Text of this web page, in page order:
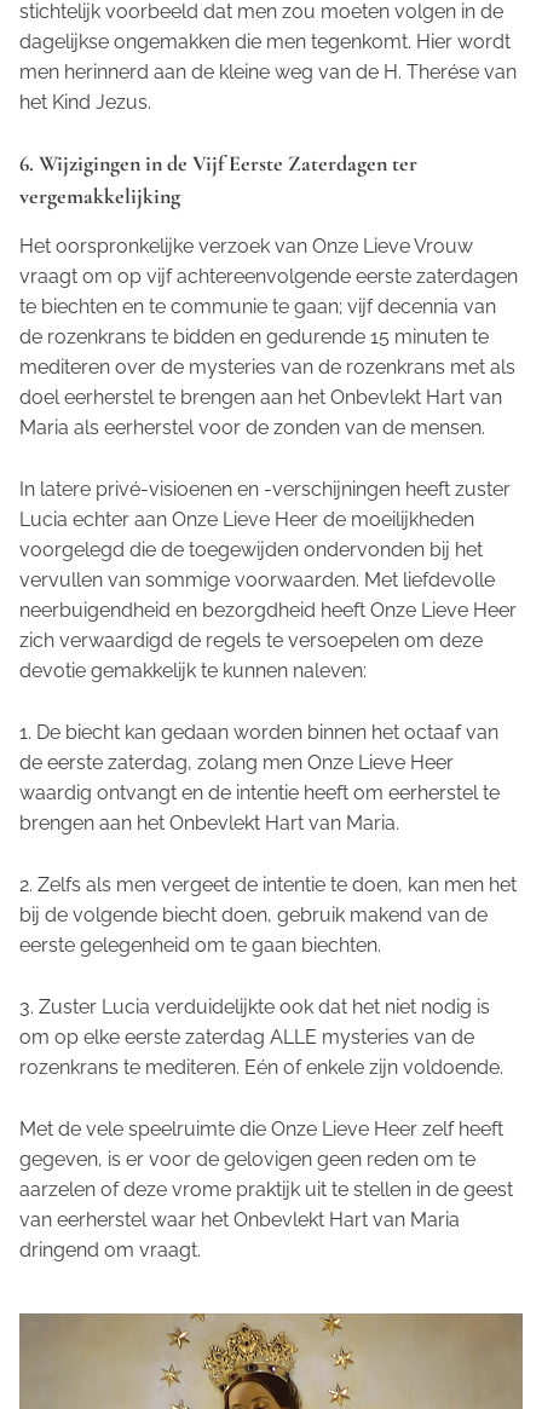
stichtelijk voorbeeld dat men zou moeten volgen in de
dagelijkse ongemakken die men tegenkomt. Hier wordt
men herinnerd aan de kleine weg van de H. Therése van
het Kind Jezus.
6. Wijzigingen in de Vijf Eerste Zaterdagen ter
vergemakkelijking
Het oorspronkelijke verzoek van Onze Lieve Vrouw
vraagt om op vijf achtereenvolgende eerste zaterdagen
te biechten en te communie te gaan; vijf decennia van
de rozenkrans te bidden en gedurende 15 minuten te
mediteren over de mysteries van de rozenkrans met als
doel eerherstel te brengen aan het Onbevlekt Hart van
Maria als eerherstel voor de zonden van de mensen.
In latere privé-visioenen en -verschijningen heeft zuster
Lucia echter aan Onze Lieve Heer de moeilijkheden
voorgelegd die de toegewijden ondervonden bij het
vervullen van sommige voorwaarden. Met liefdevolle
neerbuigendheid en bezorgdheid heeft Onze Lieve Heer
zich verwaardigd de regels te versoepelen om deze
devotie gemakkelijk te kunnen naleven:
1. De biecht kan gedaan worden binnen het octaaf van
de eerste zaterdag, zolang men Onze Lieve Heer
waardig ontvangt en de intentie heeft om eerherstel te
brengen aan het Onbevlekt Hart van Maria.
2. Zelfs als men vergeet de intentie te doen, kan men het
bij de volgende biecht doen, gebruik makend van de
eerste gelegenheid om te gaan biechten.
3. Zuster Lucia verduidelijkte ook dat het niet nodig is
om op elke eerste zaterdag ALLE mysteries van de
rozenkrans te mediteren. Eén of enkele zijn voldoende.
Met de vele speelruimte die Onze Lieve Heer zelf heeft
gegeven, is er voor de gelovigen geen reden om te
aarzelen of deze vrome praktijk uit te stellen in de geest
van eerherstel waar het Onbevlekt Hart van Maria
dringend om vraagt.